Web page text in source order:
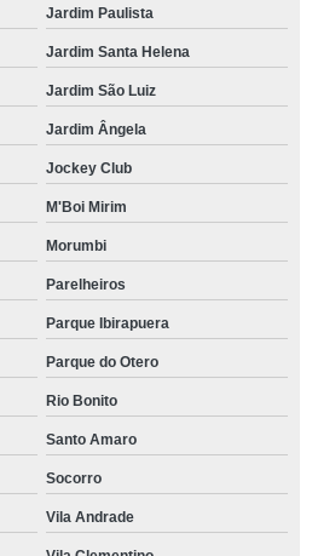
Jardim Paulista
Jardim Santa Helena
Jardim São Luiz
Jardim Ângela
Jockey Club
M'Boi Mirim
Morumbi
Parelheiros
Parque Ibirapuera
Parque do Otero
Rio Bonito
Santo Amaro
Socorro
Vila Andrade